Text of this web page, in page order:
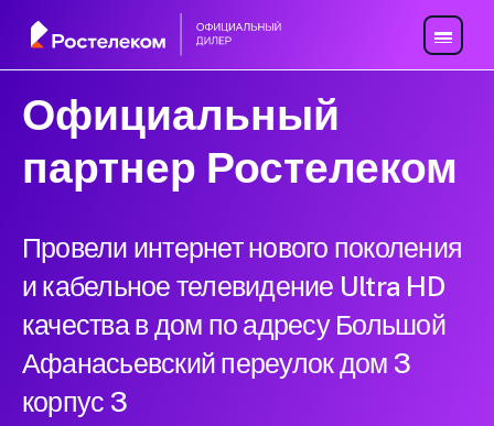
Официальный
партнер Ростелеком
Провели интернет нового поколения
и кабельное телевидение Ultra HD
качества в дом по адресу Большой
Афанасьевский переулок дом 3
корпус 3